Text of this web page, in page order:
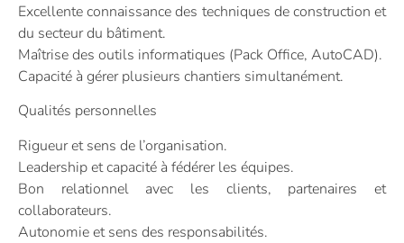
Excellente connaissance des techniques de construction et
du secteur du bâtiment.
Maîtrise des outils informatiques (Pack Office, AutoCAD).
Capacité à gérer plusieurs chantiers simultanément.
Qualités personnelles
Rigueur et sens de l’organisation.
Leadership et capacité à fédérer les équipes.
Bon relationnel avec les clients, partenaires et
collaborateurs.
Autonomie et sens des responsabilités.